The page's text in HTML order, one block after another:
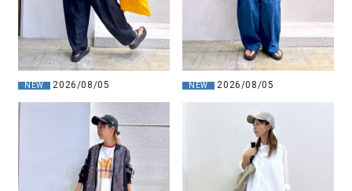
NEW 2026/08/05 NEW 2026/08/05